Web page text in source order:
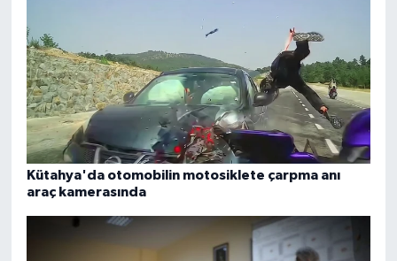
Kütahya'da otomobilin motosiklete çarpma anı
araç kamerasında